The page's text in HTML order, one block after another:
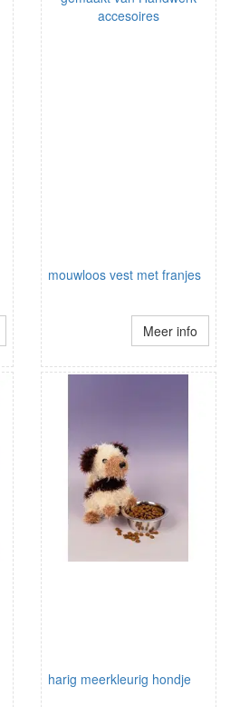
mouwloos vest met franjes
Meer info
harig meerkleurig hondje